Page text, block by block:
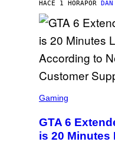
I
M
A
E
HACE 1 HORAPOR
C
E
N
Gaming
GTA 6
is 20 Minutes